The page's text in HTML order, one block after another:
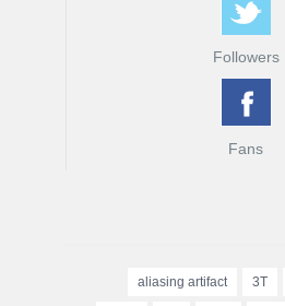
Followers
Fans
3T
aliasing artifact